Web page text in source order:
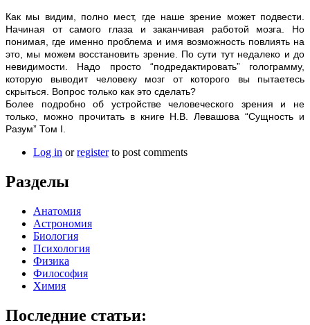
Как мы видим, полно мест, где наше зрение может подвести.
Начиная от самого глаза и заканчивая работой мозга. Но
понимая, где именно проблема и имя возможность повлиять на
это, мы можем восстановить зрение. По сути тут недалеко и до
невидимости. Надо просто “подредактировать” голограмму,
которую выводит человеку мозг от которого вы пытаетесь
скрыться. Вопрос только как это сделать?
Более подробно об устройстве человеческого зрения и не
только, можно прочитать в книге Н.В. Левашова “Сущность и
Разум” Том I.
Log in orregisterto post comments
Разделы
Анатомия
Астрономия
Биология
Психология
Физика
Философия
Химия
Последние статьи: